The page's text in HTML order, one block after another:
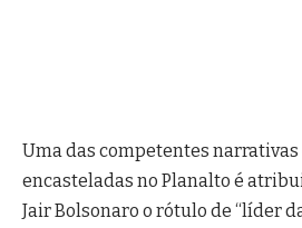
Uma das competentes narrativas
encasteladas no Planalto é
Jair Bolsonaro o rótulo de “líder